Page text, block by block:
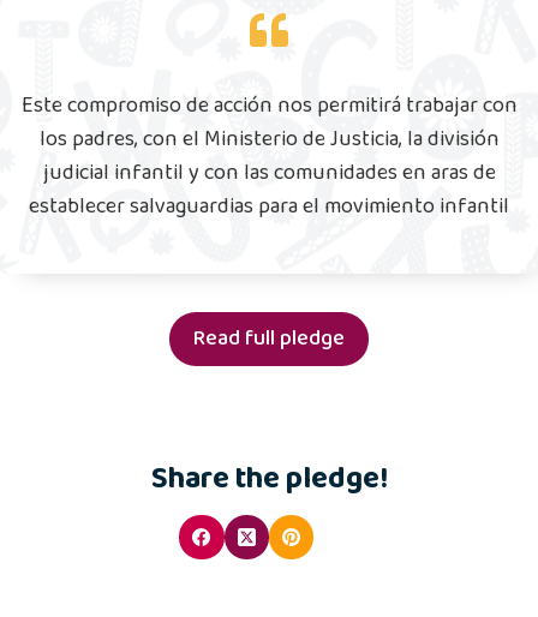
Este compromiso de acción nos permitirá trabajar con
los padres, con el Ministerio de Justicia, la división
judicial infantil y con las comunidades en aras de
establecer salvaguardias para el movimiento infantil
Read full pledge
Share the pledge!